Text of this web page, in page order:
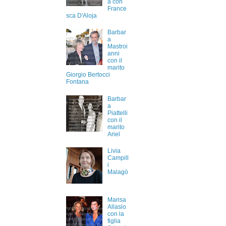
a con
France
sca D'Aloja
Barbar
a
Mastroi
anni
con il
marito
Giorgio Bertocci
Fontana
Barbar
a
Piattelli
con il
marito
Ariel
Livia
Campill
i
Malagò
Marisa
Allasio
con la
figlia